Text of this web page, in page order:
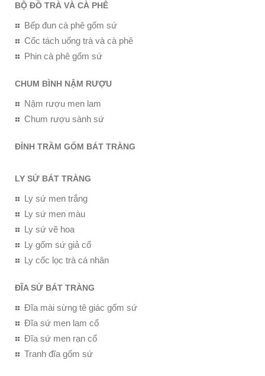
BỘ ĐỒ TRÀ VÀ CÀ PHÊ
Bếp đun cà phê gốm sứ
Cốc tách uống trà và cà phê
Phin cà phê gốm sứ
CHUM BÌNH NẬM RƯỢU
Nậm rượu men lam
Chum rượu sành sứ
ĐỈNH TRẦM GỐM BÁT TRÀNG
LY SỨ BÁT TRÀNG
Ly sứ men trắng
Ly sứ men màu
Ly sứ vẽ hoa
Ly gốm sứ giả cổ
Ly cốc lọc trà cá nhân
ĐĨA SỨ BÁT TRÀNG
Đĩa mài sừng tê giác gốm sứ
Đĩa sứ men lam cổ
Đĩa sứ men rạn cổ
Tranh đĩa gốm sứ